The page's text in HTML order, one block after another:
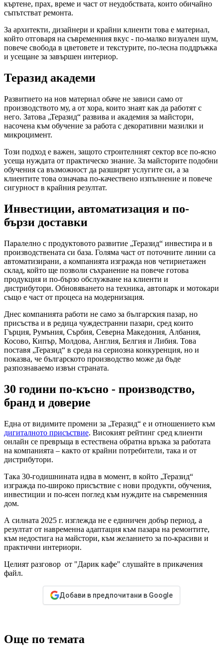
къртене, прах, време и част от неудобствата, които обичайно
съпътстват ремонта.
За архитекти, дизайнери и крайни клиенти това е материал,
който отговаря на съвременния вкус - по-малко визуален шум,
повече свобода в цветовете и текстурите, по-лесна поддръжка
и усещане за завършен интериор.
Теразид академи
Развитието на нов материал обаче не зависи само от
производството му, а от хора, които знаят как да работят с
него. Затова „Теразид“ развива и академия за майстори,
насочена към обучение за работа с декоративни мазилки и
микроцимент.
Този подход е важен, защото строителният сектор все по-ясно
усеща нуждата от практическо знание. За майсторите подобни
обучения са възможност да разширят услугите си, а за
клиентите това означава по-качествено изпълнение и повече
сигурност в крайния резултат.
Инвестиции, автоматизация и по-
бързи доставки
Паралелно с продуктовото развитие „Теразид“ инвестира и в
производствената си база. Голяма част от поточните линии са
автоматизирани, а компанията изгражда нов четириетажен
склад, който ще позволи съхранение на повече готова
продукция и по-бързо обслужване на клиенти и
дистрибутори. Обновяването на техника, автопарк и мотокари
също е част от процеса на модернизация.
Днес компанията работи не само за българския пазар, но
присъства и в редица чуждестранни пазари, сред които
Гърция, Румъния, Сърбия, Северна Македония, Албания,
Косово, Кипър, Молдова, Англия, Белгия и Либия. Това
поставя „Теразид“ в среда на сериозна конкуренция, но и
показва, че българското производство може да бъде
разпознаваемо извън страната.
30 години по-късно - производство,
бранд и доверие
Една от видимите промени за „Теразид“ е и отношението към
дигиталното присъствие. Високият рейтинг сред клиенти
онлайн се превръща в естествена обратна връзка за работата
на компанията – както от крайни потребители, така и от
дистрибутори.
Така 30-годишнината идва в момент, в който „Теразид“
изгражда по-широко присъствие с нови продукти, обучения,
инвестиции и по-ясен поглед към нуждите на съвременния
дом.
А силната 2025 г. изглежда не е единичен добър период, а
резултат от навременна адаптация към пазара на ремонтите,
към недостига на майстори, към желанието за по-красиви и
практични интериори.
Целият разговор от "Дарик кафе" слушайте в прикачения
файл.
Добави в предпочитани в Google
Още по темата